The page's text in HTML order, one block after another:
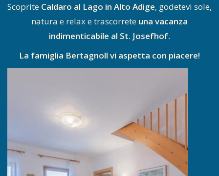
Scoprite Caldaro al Lago in Alto Adige, godetevi sole,
natura e relax e trascorrete una vacanza
indimenticabile al St. Josefhof.
La famiglia Bertagnoll vi aspetta con piacere!